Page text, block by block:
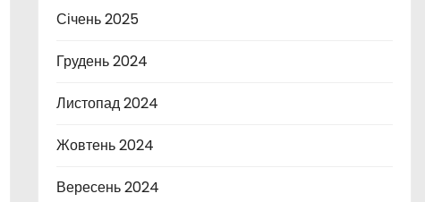
Січень 2025
Грудень 2024
Листопад 2024
Жовтень 2024
Вересень 2024